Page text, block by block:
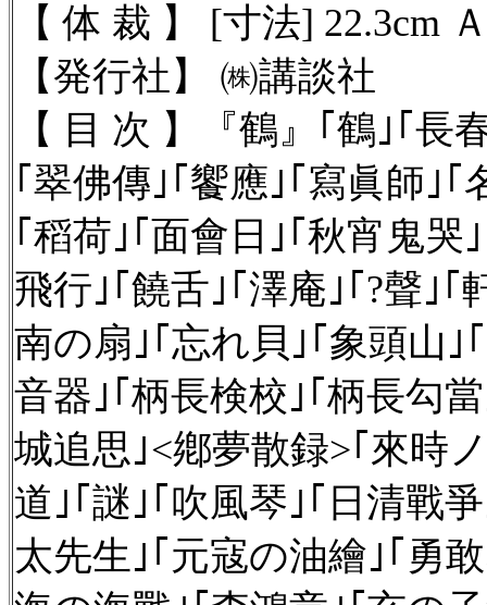
【 体 裁 】 [寸法] 22.3cm
【発行社】
㈱講談社
【 目 次 】
『鶴』｢鶴｣｢長
｢翠佛傳｣｢饗應｣｢寫眞師｣｢
｢稻荷｣｢面會日｣｢秋宵鬼哭
飛行｣｢饒舌｣｢澤庵｣｢?聲｣
南の扇｣｢忘れ貝｣｢象頭山｣
音器｣｢柄長検校｣｢柄長勾
城追思｣<鄕夢散録>｢來時
道｣｢謎｣｢吹風琴｣｢日清戰
太先生｣｢元寇の油繪｣｢勇